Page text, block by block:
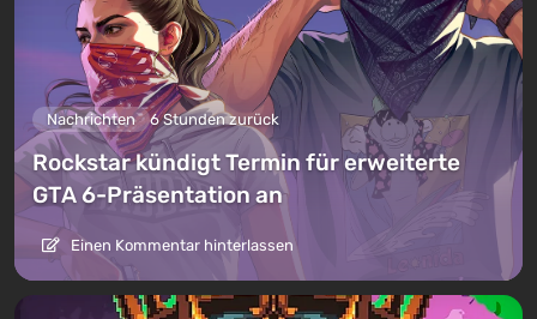
Nachrichten 6 Stunden zurück
Rockstar kündigt Termin für erweiterte
GTA 6-Präsentation an
Einen Kommentar hinterlassen